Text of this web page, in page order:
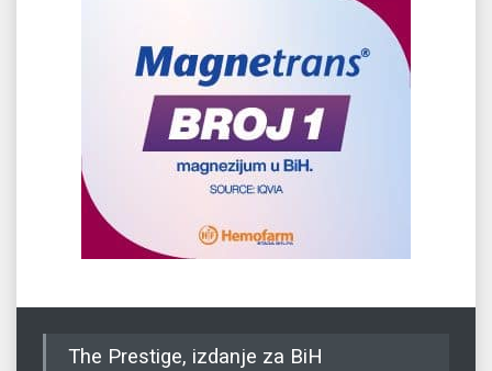
The Prestige, izdanje za BiH